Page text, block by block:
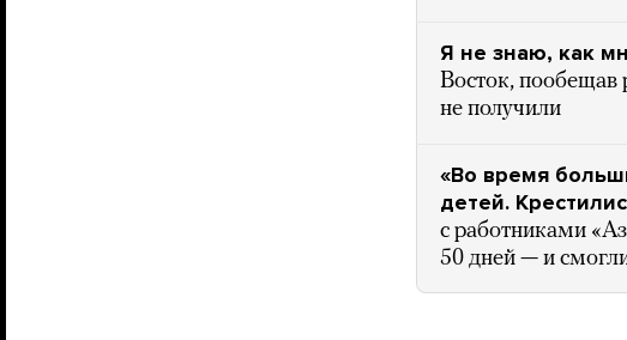
Я не знаю, как
Восток, пообещав
не получили
«Во время
детей.
с работниками
50 дней — и